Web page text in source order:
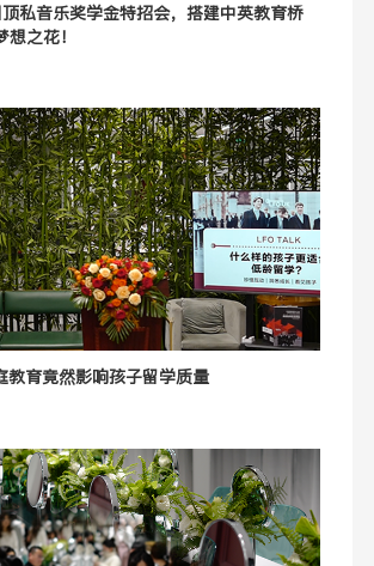
私音乐奖学金特招会，搭建中英教育桥
之花！
教育竟然影响孩子留学质量